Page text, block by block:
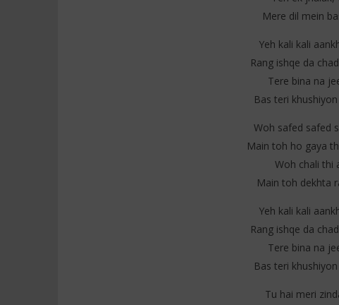
Shubh -
juillet
2025
Stone
Mere dil mein
Yeh kali kali
Rang ishqe da
Tere bina na
Bas teri
Woh safed safed
Main toh ho gaya
Woh chali thi
Main toh dekhta
Yeh kali kali
Rang ishqe da
Tere bina na
Bas teri
Tu hai meri